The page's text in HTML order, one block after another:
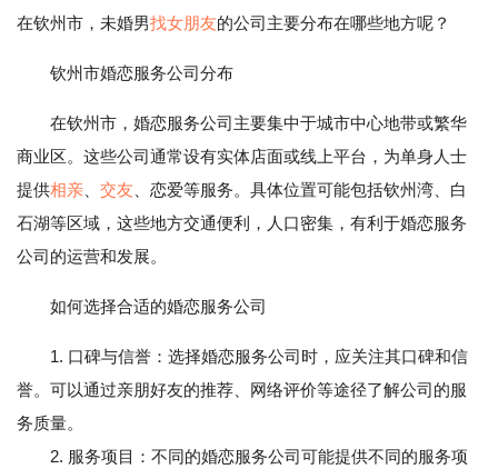
在钦州市，未婚男找女朋友的公司主要分布在哪些地方呢？
钦州市婚恋服务公司分布
在钦州市，婚恋服务公司主要集中于城市中心地带或繁华
商业区。这些公司通常设有实体店面或线上平台，为单身人士
提供相亲 交友 、恋爱等服务。具体位置可能包括钦州湾、白
石湖等区域，这些地方交通便利，人口密集，有利于婚恋服务
公司的运营和发展。
如何选择合适的婚恋服务公司
1. 口碑与信誉：选择婚恋服务公司时，应关注其口碑和信
誉。可以通过亲朋好友的推荐、网络评价等途径了解公司的服
务质量。
2. 服务项目：不同的婚恋服务公司可能提供不同的服务项